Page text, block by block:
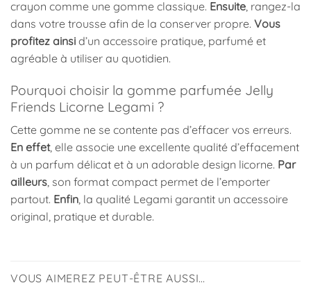
crayon comme une gomme classique. Ensuite, rangez-la
dans votre trousse afin de la conserver propre. Vous
profitez ainsi d’un accessoire pratique, parfumé et
agréable à utiliser au quotidien.
Pourquoi choisir la gomme parfumée Jelly
Friends Licorne Legami ?
Cette gomme ne se contente pas d’effacer vos erreurs.
En effet, elle associe une excellente qualité d’effacement
à un parfum délicat et à un adorable design licorne. Par
ailleurs, son format compact permet de l’emporter
partout. Enfin, la qualité Legami garantit un accessoire
original, pratique et durable.
VOUS AIMEREZ PEUT-ÊTRE AUSSI…